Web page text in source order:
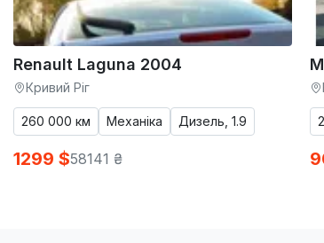
Renault Laguna 2004
Кривий Ріг
260 000 км Механіка Дизель, 1.9
1299 $58141 ₴